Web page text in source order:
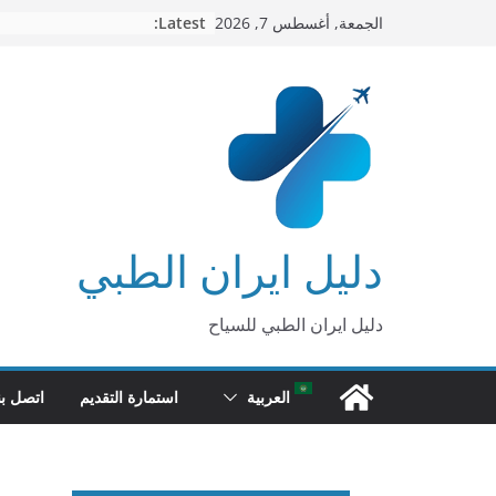
الجمعة, أغسطس 7, 2026 Latest:
دليل ايران الطبي
دليل ايران الطبي للسياح
العربية استمارة التقديم اتصل